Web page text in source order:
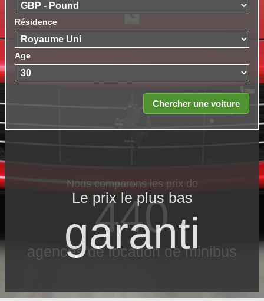
Résidence
Age
Le prix le​ plus bas
garanti